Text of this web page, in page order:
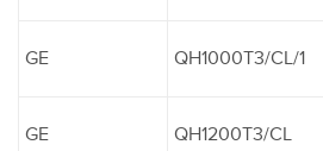
GE QH1000T3/CL/1
GE QH1200T3/CL